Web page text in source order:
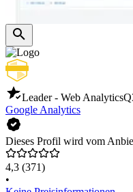
Leader - Web Analytics
Google Analytics
Dieses Profil wird vom
4,3 (371)
•